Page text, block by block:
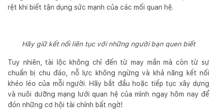
rệt khi biết tận dụng sức mạnh của các mối quan hệ.
Hãy giữ kết nối liên tục với những người bạn quen biết
Tuy nhiên, tài lộc không chỉ đến từ may mắn mà còn từ sự
chuẩn bị chu đáo, nỗ lực không ngừng và khả năng kết nối
khéo léo của mỗi người. Hãy bắt đầu hoặc tiếp tục xây dựng
và nuôi dưỡng mạng lưới quan hệ của mình ngay hôm nay để
đón những cơ hội tài chính bất ngờ!